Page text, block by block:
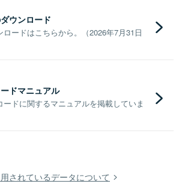
ウンロード
ードはこちらから。（2026年7月31日
ドマニュアル
ドに関するマニュアルを掲載していま
されているデータについて